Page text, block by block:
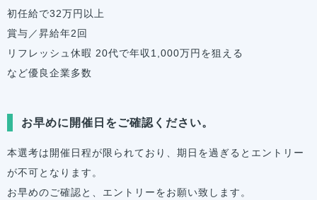
初任給で32万円以上
賞与／昇給年2回
リフレッシュ休暇 20代で年収1,000万円を狙える
など優良企業多数
お早めに開催日をご確認ください。
本選考は開催日程が限られており、期日を過ぎるとエントリー
が不可となります。
お早めのご確認と、エントリーをお願い致します。